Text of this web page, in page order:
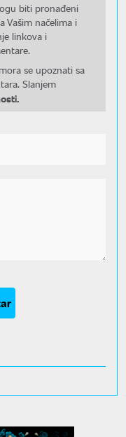
biti pronađeni
Vašim načelima i
linkova i
se upoznati sa
Slanjem